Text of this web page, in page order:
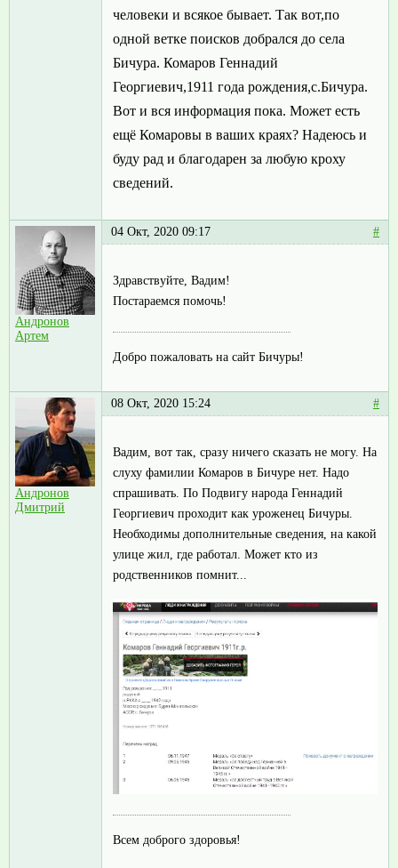
человеки и всякое бывает. Так вот,по
одной ветке поисков добрался до села
Бичура. Комаров Геннадий
Георгиевич,1911 года рождения,с.Бичура.
Вот и вся информация пока. Может есть
ещё Комаровы в ваших краях? Надеюсь и
буду рад и благодарен за любую кроху
сведений.
Андронов
Артем
04 Окт, 2020 09:17 #
Здравствуйте, Вадим!
Постараемся помочь!
Добро пожаловать на сайт Бичуры!
Андронов
Дмитрий
08 Окт, 2020 15:24 #
Вадим, вот так, сразу ничего сказать не могу. На
слуху фамилии Комаров в Бичуре нет. Надо
спрашивать. По Подвигу народа Геннадий
Георгиевич проходит как уроженец Бичуры.
Необходимы дополнительные сведения, на какой
улице жил, где работал. Может кто из
родственников помнит...
Всем доброго здоровья!